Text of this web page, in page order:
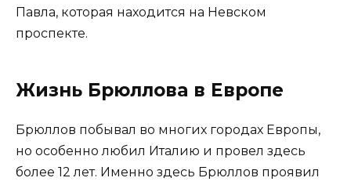
Павла, которая находится на Невском
проспекте.
Жизнь Брюллова в Европе
Брюллов побывал во многих городах Европы,
но особенно любил Италию и провел здесь
более 12 лет. Именно здесь Брюллов проявил